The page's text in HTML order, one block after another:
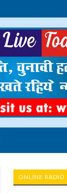
ONLINE RADIO